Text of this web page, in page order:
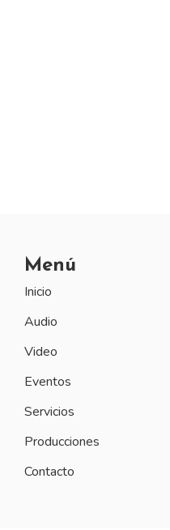
Menú
Inicio
Audio
Video
Eventos
Servicios
Producciones
Contacto